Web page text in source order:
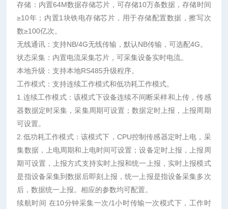
存储：内置64M数据存储芯片，可存储10万条数据，存储时间
≥10年；内置1块铁电存储芯片，用于存储配置数据，擦写次
数≥100亿次。
无线通讯：支持NB/4G无线传输，默认NB传输，可选配4G。
状态采集：内置电流采集芯片，可采集设备实时电流。
本地升级：支持本地RS485升级程序。
工作模式：支持连续工作模式和低功耗工作模式。
1.连续工作模式：该模式下设备连续不间断采样和上传，传感
器数据定时采集，采集周期可设置；数据定时上报，上报周期
可设置。
2.低功耗工作模式：该模式下，CPU控制传感器定时上电，采
集数据，上电周期和上电时间可设置；设备定时上报，上报周
期可设置，上报方式支持实时上报和统一上报，实时上报模式
是指设备采集到数据后即刻上报，统一上报是指设备采集多次
后，数据统一上报。相应的参数均可配置。
续航时间 在10分钟采集一次/1小时传输一次模式下，工作时